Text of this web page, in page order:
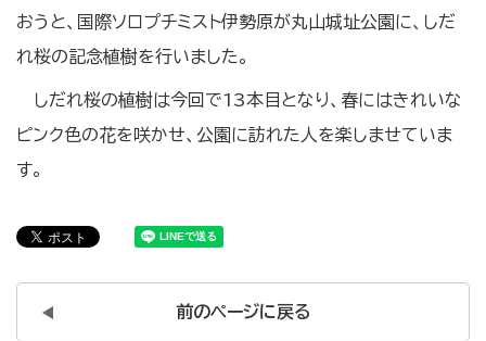
おうと、国際ソロプチミスト伊勢原が丸山城址公園に、しだ
れ桜の記念植樹を行いました。
しだれ桜の植樹は今回で13本目となり、春にはきれいな
ピンク色の花を咲かせ、公園に訪れた人を楽しませていま
す。
前のページに戻る